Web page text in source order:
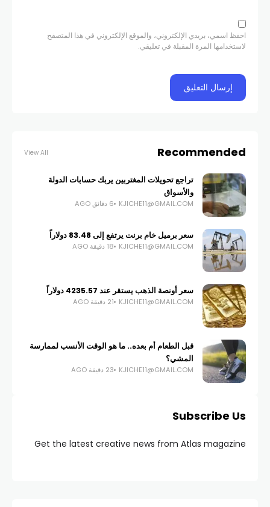
احفظ اسمي، بريدي الإلكتروني، والموقع الإلكتروني في هذا المتصفح
لاستخدامها المرة المقبلة في تعليقي.
Recommended
View All
تراجع تحويلات المغتربين يربك حسابات الدولة
والأسواق
KJICHE11@GMAIL.COM 6 دقائق AGO
سعر برميل خام برنت يرتفع إلى 83.48 دولاراً
KJICHE11@GMAIL.COM 18 دقيقة AGO
سعر أونصة الذهب يستقر عند 4235.57 دولاراً
KJICHE11@GMAIL.COM 21 دقيقة AGO
قبل الطعام أم بعده.. ما هو الوقت الأنسب لممارسة
المشي؟
KJICHE11@GMAIL.COM 23 دقيقة AGO
Subscribe Us
Get the latest creative news from Atlas magazine